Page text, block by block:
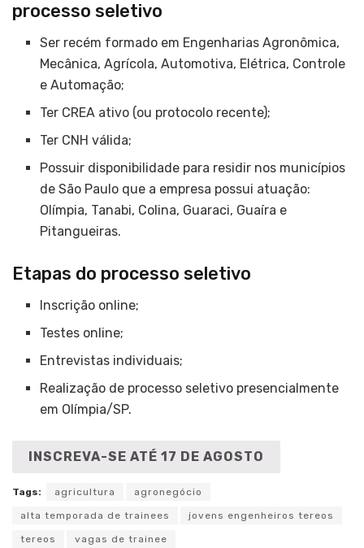
processo seletivo
Ser recém formado em Engenharias Agronômica,
Mecânica, Agrícola, Automotiva, Elétrica, Controle
e Automação;
Ter CREA ativo (ou protocolo recente);
Ter CNH válida;
Possuir disponibilidade para residir nos municípios
de São Paulo que a empresa possui atuação:
Olímpia, Tanabi, Colina, Guaraci, Guaíra e
Pitangueiras.
Etapas do processo seletivo
Inscrição online;
Testes online;
Entrevistas individuais;
Realização de processo seletivo presencialmente
em Olímpia/SP.
INSCREVA-SE ATÉ 17 DE AGOSTO
Tags: agricultura agronegócio
alta temporada de trainees jovens engenheiros tereos
tereos vagas de trainee